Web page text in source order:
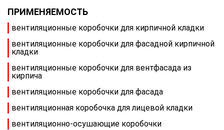
ПРИМЕНЯЕМОСТЬ
вентиляционные коробочки для кирпичной кладки
вентиляционные коробочки для фасадной кирпичной
кладки
вентиляционные коробочки для вентфасада из
кирпича
вентиляционные коробочки для фасада
вентиляционная коробочка для лицевой кладки
вентиляционно-осушающие коробочки